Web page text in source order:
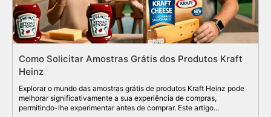
Como Solicitar Amostras Grátis dos Produtos Kraft
Heinz
Explorar o mundo das amostras grátis de produtos Kraft Heinz pode
melhorar significativamente a sua experiência de compras,
permitindo-lhe experimentar antes de comprar. Este artigo...